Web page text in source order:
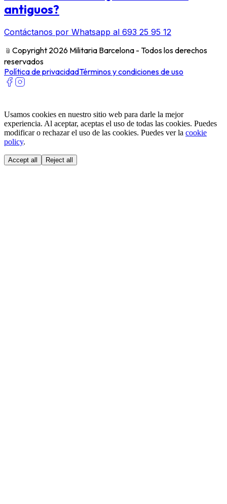
antiguos?
Contáctanos por Whatsapp al 693 25 95 12
﹫ Copyright 2026 Militaria Barcelona - Todos los derechos
reservados
Política de privacidadTérminos y condiciones de uso
Usamos cookies en nuestro sitio web para darle la mejor
experiencia. Al aceptar, aceptas el uso de todas las cookies. Puedes
modificar o rechazar el uso de las cookies. Puedes ver la cookie
policy.
Accept all Reject all